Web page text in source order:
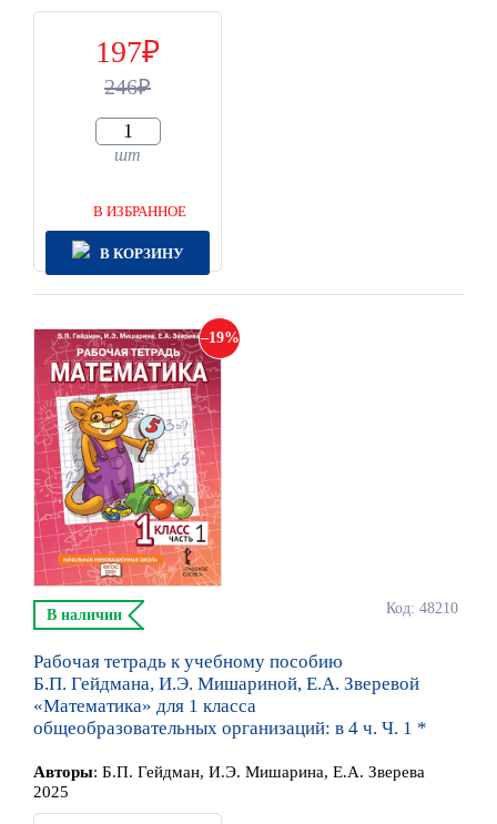
197
246
шт
В ИЗБРАННОЕ
В КОРЗИНУ
19
Код: 48210
В наличии
Рабочая тетрадь к учебному пособию
Б.П. Гейдмана, И.Э. Мишариной, Е.А. Зверевой
«Математика» для 1 класса
общеобразовательных организаций: в 4 ч. Ч. 1 *
Авторы: Б.П. Гейдман, И.Э. Мишарина, Е.А. Зверева
2025